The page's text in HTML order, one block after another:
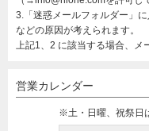
3.「迷惑メールフォルダー」に
などの原因が考えられます。
上記1、2 に該当する場合、メ
営業カレンダー
※土・日曜、祝祭日